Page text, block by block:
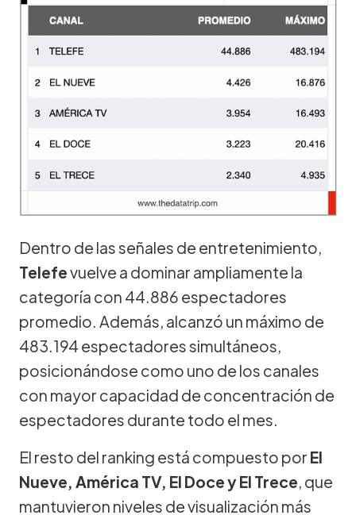
Dentro de las señales de entretenimiento,
Telefevuelve a dominar ampliamente la
categoría con 44.886 espectadores
promedio. Además, alcanzó un máximo de
483.194 espectadores simultáneos,
posicionándose como uno de los canales
con mayor capacidad de concentración de
espectadores durante todo el mes.
El resto del ranking está compuesto por El
Nueve, América TV, El Doce y El Trece, que
mantuvieron niveles de visualización más